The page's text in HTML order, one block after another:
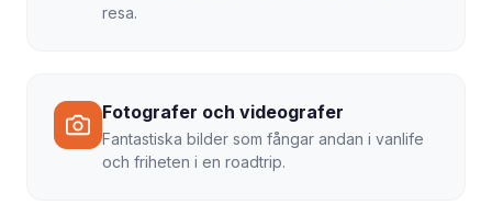
resa.
Fotografer och videografer
Fantastiska bilder som fångar andan i vanlife
och friheten i en roadtrip.